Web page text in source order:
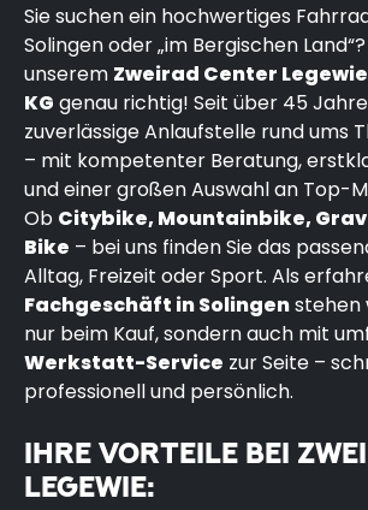
Sie suchen ein hochwertiges
Solingen oder „im Bergischen
unserem Zweirad Center Legewie
KG genau richtig! Seit über 45
zuverlässige Anlaufstelle rund ums
– mit kompetenter Beratung,
und einer großen Auswahl an Top-
Ob Citybike, Mountainbike,
Bike – bei uns finden Sie das
Alltag, Freizeit oder Sport. Als
Fachgeschäft in Solingenstehen
nur beim Kauf, sondern auch mit
Werkstatt-Service zur Seite –
professionell und persönlich.
IHRE VORTEILE BEI
LEGEWIE: